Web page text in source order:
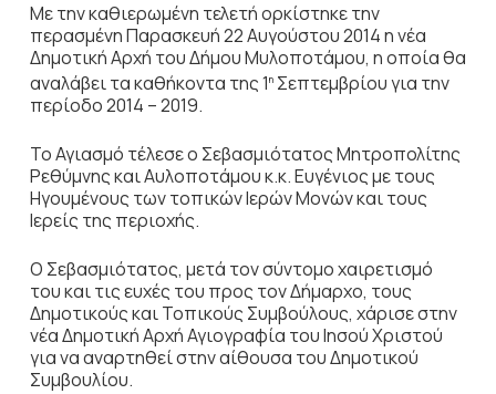
Με την καθιερωμένη τελετή ορκίστηκε την
περασμένη Παρασκευή 22 Αυγούστου 2014 η νέα
Δημοτική Αρχή του Δήμου Μυλοποτάμου, η οποία θα
αναλάβει τα καθήκοντα της 1ηΣεπτεμβρίου για την
περίοδο 2014 – 2019.
Το Αγιασμό τέλεσε ο Σεβασμιότατος Μητροπολίτης
Ρεθύμνης και Αυλοποτάμου κ.κ. Ευγένιος με τους
Ηγουμένους των τοπικών Ιερών Μονών και τους
Ιερείς της περιοχής.
Ο Σεβασμιότατος, μετά τον σύντομο χαιρετισμό
του και τις ευχές του προς τον Δήμαρχο, τους
Δημοτικούς και Τοπικούς Συμβούλους, χάρισε στην
νέα Δημοτική Αρχή Αγιογραφία του Ιησού Χριστού
για να αναρτηθεί στην αίθουσα του Δημοτικού
Συμβουλίου.